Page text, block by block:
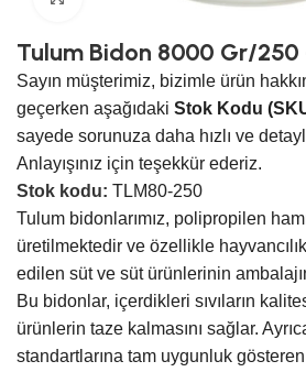
Tulum Bidon 8000 Gr/
Sayın müşterimiz, bizimle ürün
geçerken aşağıdaki Stok Kodu
sayede sorunuza daha hızlı ve
Anlayışınız için teşekkür ederiz.
Stok kodu: TLM80-250
Tulum bidonlarımız, polipropilen
üretilmektedir ve özellikle
edilen süt ve süt ürünlerinin
Bu bidonlar, içerdikleri sıvıların
ürünlerin taze kalmasını sağlar.
standartlarına tam uygunluk